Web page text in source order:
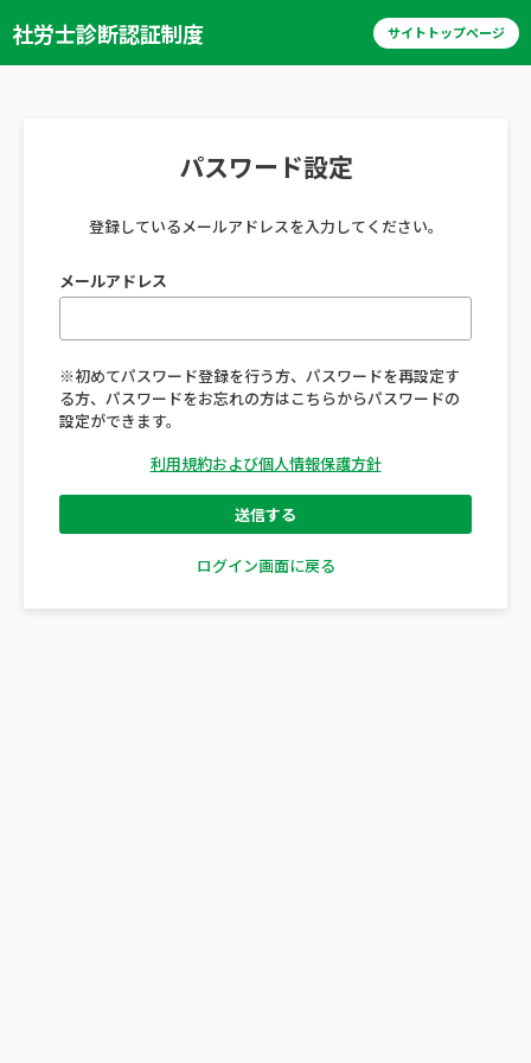
社労士診断認証制度 サイトトップページ
パスワード設定
登録しているメールアドレスを入力してください。
メールアドレス
※初めてパスワード登録を行う方、パスワードを再設定す
る方、パスワードをお忘れの方はこちらからパスワードの
設定ができます。
利用規約および個人情報保護方針
送信する
ログイン画面に戻る